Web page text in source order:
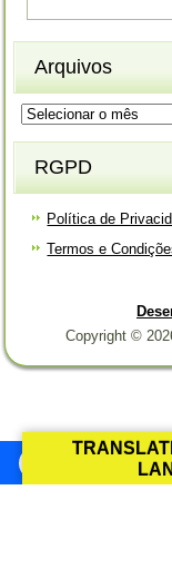
Arquivos
Arquivos
RGPD
Política de
Termos e
Copyright ©